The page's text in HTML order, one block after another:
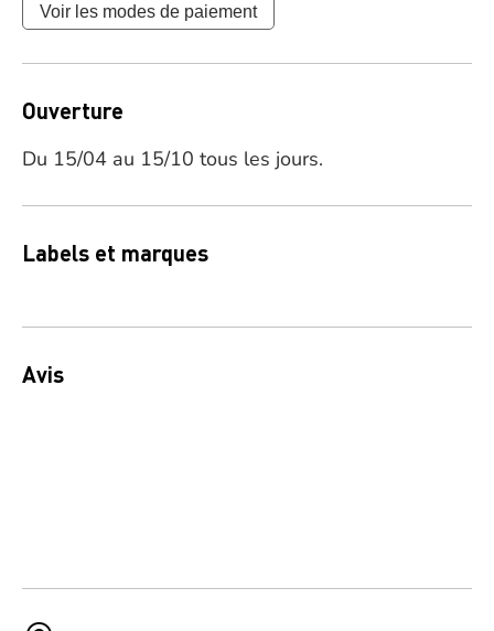
Voir les modes de paiement
Ouverture
Du 15/04 au 15/10 tous les jours.
Labels et marques
Avis